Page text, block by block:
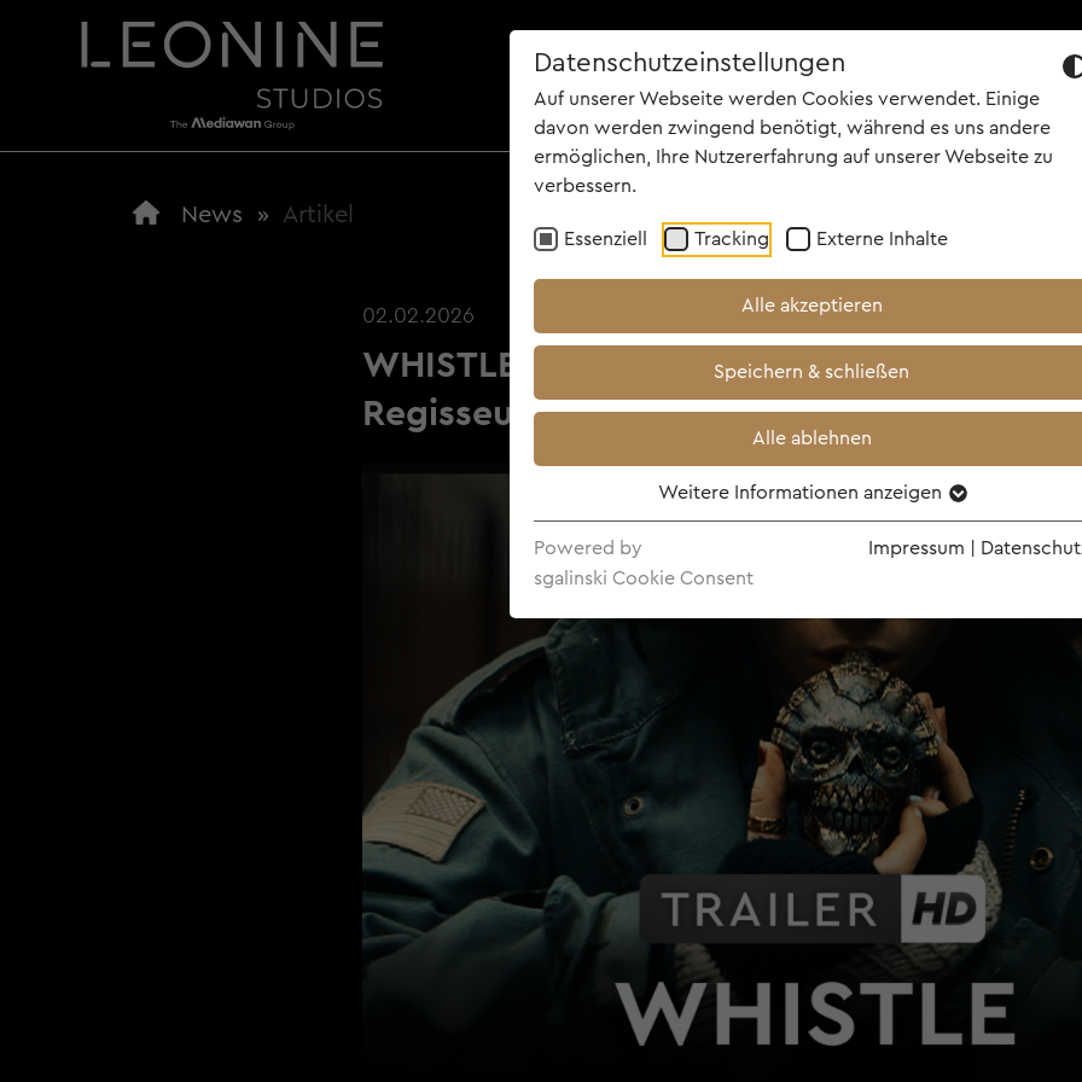
Datenschutzeinstellungen
Auf unserer Webseite werden Cookies verwendet. Einige
davon werden zwingend benötigt, während es uns andere
ermöglichen, Ihre Nutzererfahrung auf unserer Webseite zu
verbessern.
Essenziell Tracking Externe Inhalte
Alle akzeptieren
Speichern & schließen
Alle ablehnen
Weitere Informationen anzeigen
Powered by
sgalinski Cookie Consent
Impressum
ÜBER UNS PORTFOLIO KARRIERE PEOPLE
News » Artikel
02.02.2026
WHISTLE / Neuer Horrorschocker von
Regisseur Corin Hardy / ab 7. Mai 2026